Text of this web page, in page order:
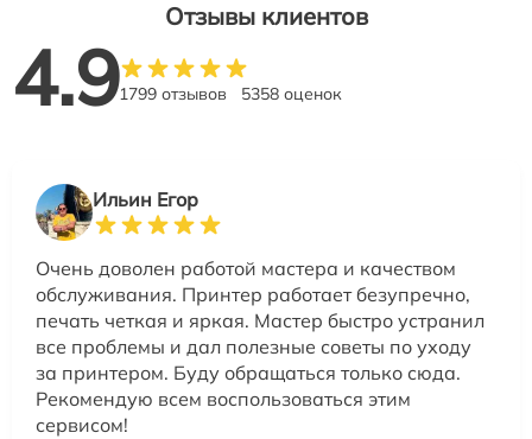
Отзывы клиентов
4.91799 отзывов 5358 оценок
Ильин Егор
Очень доволен работой мастера и качеством
обслуживания. Принтер работает безупречно,
печать четкая и яркая. Мастер быстро устранил
все проблемы и дал полезные советы по уходу
за принтером. Буду обращаться только сюда.
Рекомендую всем воспользоваться этим
сервисом!